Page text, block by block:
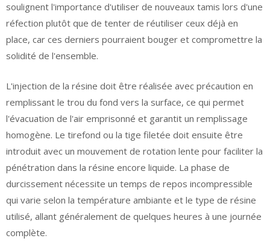
soulignent l'importance d'utiliser de nouveaux tamis lors d'une
réfection plutôt que de tenter de réutiliser ceux déjà en
place, car ces derniers pourraient bouger et compromettre la
solidité de l'ensemble.
L'injection de la résine doit être réalisée avec précaution en
remplissant le trou du fond vers la surface, ce qui permet
l'évacuation de l'air emprisonné et garantit un remplissage
homogène. Le tirefond ou la tige filetée doit ensuite être
introduit avec un mouvement de rotation lente pour faciliter la
pénétration dans la résine encore liquide. La phase de
durcissement nécessite un temps de repos incompressible
qui varie selon la température ambiante et le type de résine
utilisé, allant généralement de quelques heures à une journée
complète.